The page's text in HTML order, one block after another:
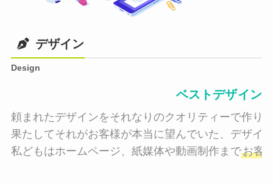
デザイン
Design
ベストデザイン
頼まれたデザインをそれなりのクオリティーで作り
果たしてそれがお客様が本当に望んでいた、デザイ
私どもはホームページ、紙媒体や動画制作までお客